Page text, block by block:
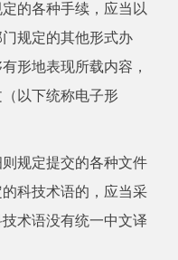
的各种手续，应当以
规定的其他形式办
形地表现所载内容，
以下统称电子形
规定提交的各种文件
科技术语的，应当采
术语没有统一中文译